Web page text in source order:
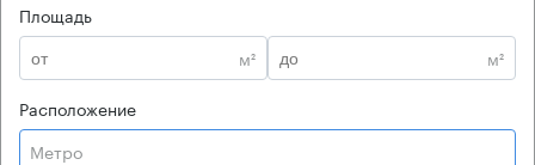
Площадь
м²
м²
Расположение
Метро